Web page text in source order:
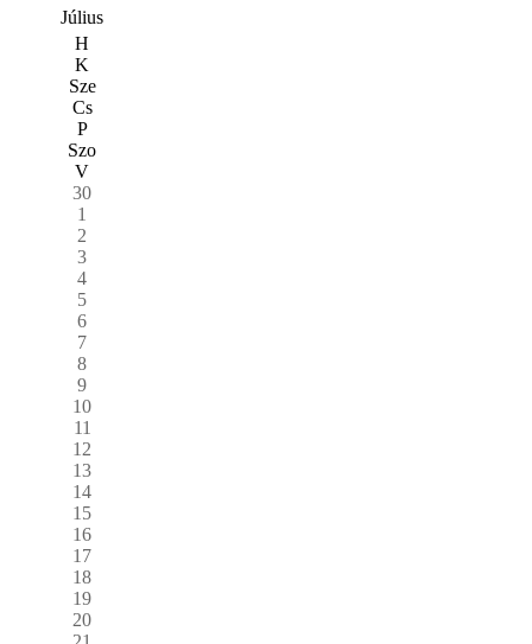
Július
H
K
Sze
Cs
P
Szo
V
30
1
2
3
4
5
6
7
8
9
10
11
12
13
14
15
16
17
18
19
20